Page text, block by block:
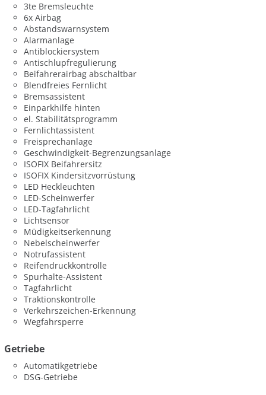
3te Bremsleuchte
6x Airbag
Abstandswarnsystem
Alarmanlage
Antiblockiersystem
Antischlupfregulierung
Beifahrerairbag abschaltbar
Blendfreies Fernlicht
Bremsassistent
Einparkhilfe hinten
el. Stabilitätsprogramm
Fernlichtassistent
Freisprechanlage
Geschwindigkeit-Begrenzungsanlage
ISOFIX Beifahrersitz
ISOFIX Kindersitzvorrüstung
LED Heckleuchten
LED-Scheinwerfer
LED-Tagfahrlicht
Lichtsensor
Müdigkeitserkennung
Nebelscheinwerfer
Notrufassistent
Reifendruckkontrolle
Spurhalte-Assistent
Tagfahrlicht
Traktionskontrolle
Verkehrszeichen-Erkennung
Wegfahrsperre
Getriebe
Automatikgetriebe
DSG-Getriebe